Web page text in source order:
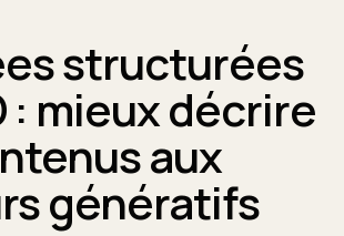
structurées
: mieux décrire
aux
génératifs